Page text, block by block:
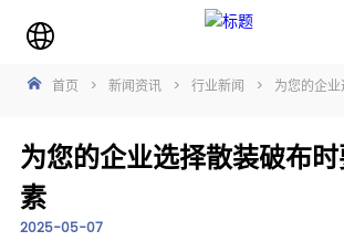
首页 > 新闻资讯 > 行业新闻 > 为您的企
为您的企业选择散装破布
素
2025-05-07